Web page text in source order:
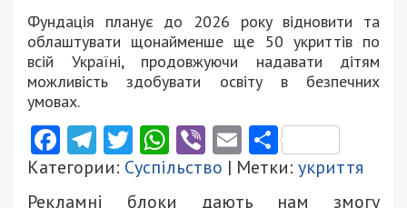
Фундація планує до 2026 року відновити та
облаштувати щонайменше ще 50 укриттів по
всій Україні, продовжуючи надавати дітям
можливість здобувати освіту в безпечних
умовах.
Facebook
Telegram
Twitter
WhatsApp
ViberEmail
Категории: Суспільство | Метки: укриття
Рекламні блоки дають нам змогу